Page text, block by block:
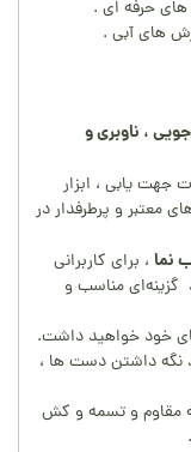
حرفه ای .
، ناوبری و
جهت‌ یابی ، ابزار
معتبر و پرطرفدار در
نما ، برای کاربرانی
گزینه‌ای مناسب و
خود خواهید داشت.
نگه داشتن دست ها ،
مقاوم و تسمه و کش‌